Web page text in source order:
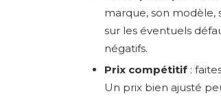
marque, son modèle,
sur les éventuels
négatifs.
Prix compétitif :
Un prix bien ajusté